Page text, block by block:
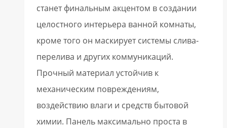
станет финальным акцентом в создании
целостного интерьера ванной комнаты,
кроме того он маскирует системы слива-
перелива и других коммуникаций.
Прочный материал устойчив к
механическим повреждениям,
воздействию влаги и средств бытовой
химии. Панель максимально проста в